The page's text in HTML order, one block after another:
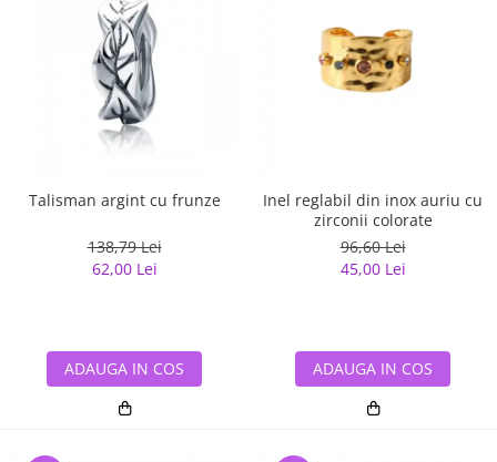
Talisman argint cu frunze
138,79 Lei
62,00 Lei
ADAUGA IN COS
Inel reglabil din inox auriu cu
zirconii colorate
96,60 Lei
45,00 Lei
ADAUGA IN COS